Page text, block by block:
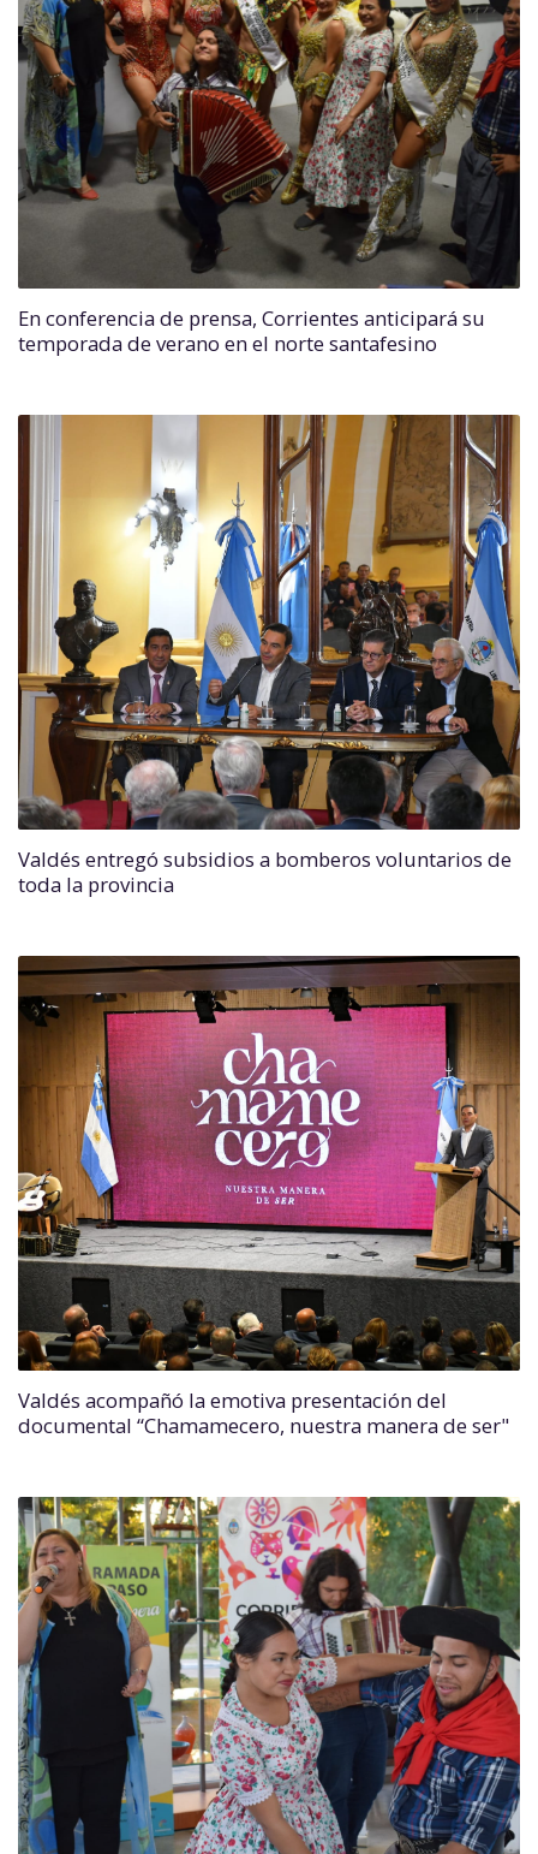
En conferencia de prensa, Corrientes anticipará su
temporada de verano en el norte santafesino
Valdés entregó subsidios a bomberos voluntarios de
toda la provincia
Valdés acompañó la emotiva presentación del
documental “Chamamecero, nuestra manera de ser"